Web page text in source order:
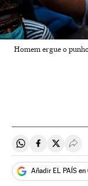
Homem ergue o
Compartir en
Compartir
Añadir EL PAÍS